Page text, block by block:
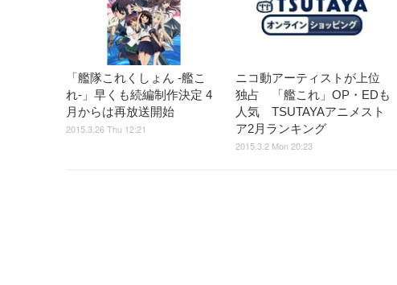
「艦隊これくしょん -艦こ
れ-」早くも続編制作決定 4
月からは再放送開始
2015.3.26 Thu 12:21
ニコ動アーティストが上位
独占 「艦これ」OP・EDも
人気 TSUTAYAアニメスト
ア2月ランキング
2015.3.2 Mon 20:23